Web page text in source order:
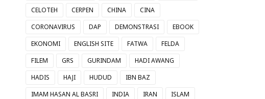
CELOTEH
CERPEN CHINA
CINA
CORONAVIRUS
DAP DEMONSTRASI
EBOOK
EKONOMI
ENGLISH SITE FATWA
FELDA
FILEM
GRS GURINDAM
HADI AWANG
HADIS
HAJI HUDUD
IBN BAZ
IMAM HASAN AL BASRI
INDIA IRAN
ISLAM